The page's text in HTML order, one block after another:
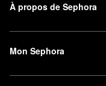
À propos de Sephora
Mon Sephora